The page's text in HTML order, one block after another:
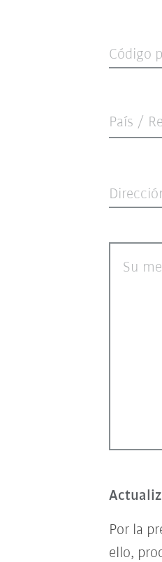
Código
País /
Su
Por la
ello,